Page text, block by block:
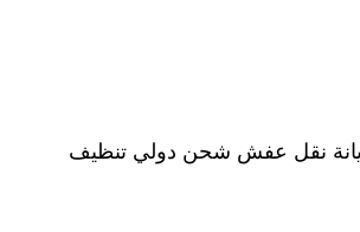
نقل عفش شحن دولي تنظيف